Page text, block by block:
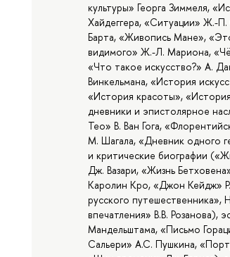
культуры» Георга Зиммеля,
Хайдеггера, «Ситуации» Ж.-
Барта, «Живопись Мане»,
видимого» Ж.-Л. Мариона,
«Что такое искусство?» А.
Винкельмана, «История
«История красоты»,
дневники и эпистолярное
Тео» В. Ван Гога,
М. Шагала, «Дневник одного
и критические биографии
Дж. Вазари, «Жизнь
Каролин Кро, «Джон Кейдж»
русского
впечатления» В.В. Розанова),
Мандельштама, «Письмо
Сальери» А.С. Пушкина,